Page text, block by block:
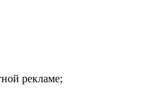
рекламе;